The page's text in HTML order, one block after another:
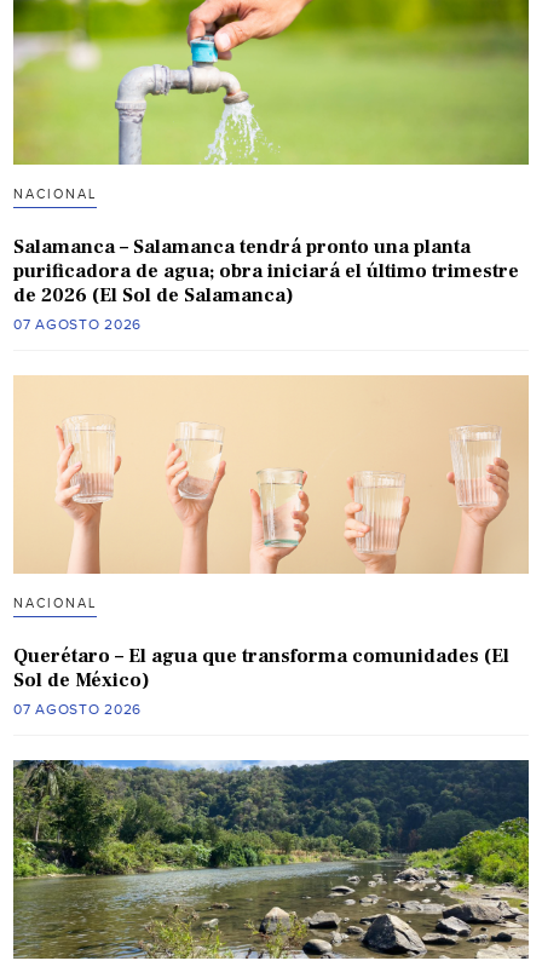
NACIONAL
Salamanca – Salamanca tendrá pronto una planta
purificadora de agua; obra iniciará el último trimestre
de 2026 (El Sol de Salamanca)
07 AGOSTO 2026
NACIONAL
Querétaro – El agua que transforma comunidades (El
Sol de México)
07 AGOSTO 2026